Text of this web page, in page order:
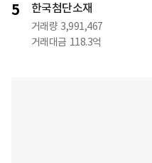
5 한국첨단소재
거래량 3,991,467
거래대금 118.3억